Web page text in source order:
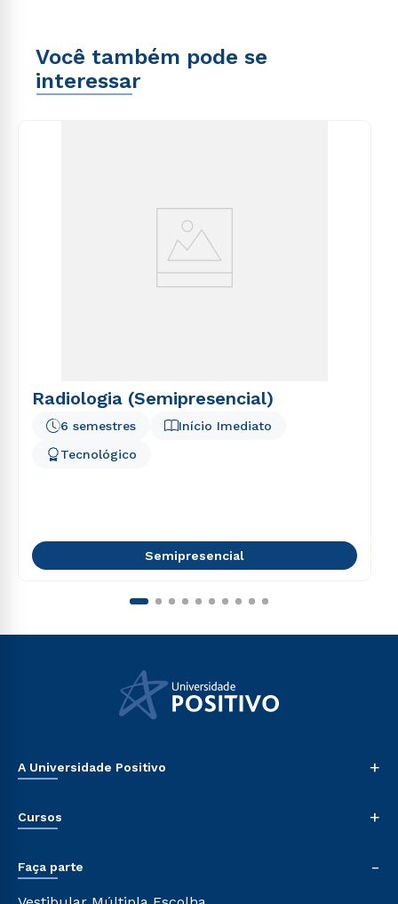
Você também pode se
interessar
Radiologia (Semipresencial)
Início Imediato
6 semestres
Tecnológico
Semipresencial
A Universidade Positivo +
Sala de Imprensa
Sou Colaborador
Cursos +
Pós-graduação
Cursos de Medicina
Faça parte -